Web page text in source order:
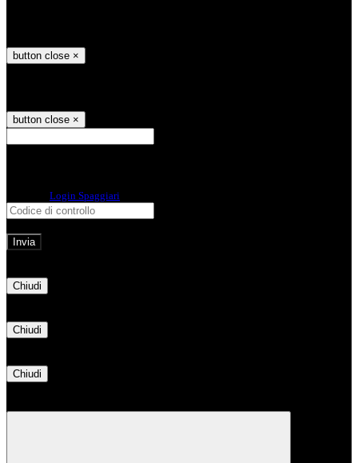
button close ×
button close ×
Login Spaggiari
Chiudi
Chiudi
Chiudi